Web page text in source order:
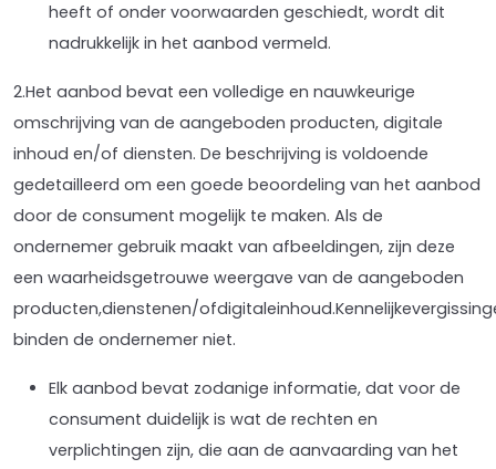
heeft of onder voorwaarden geschiedt, wordt dit
nadrukkelijk in het aanbod vermeld.
2.Het aanbod bevat een volledige en nauwkeurige
omschrijving van de aangeboden producten, digitale
inhoud en/of diensten. De beschrijving is voldoende
gedetailleerd om een goede beoordeling van het aanbod
door de consument mogelijk te maken. Als de
ondernemer gebruik maakt van afbeeldingen, zijn deze
een waarheidsgetrouwe weergave van de aangeboden
producten,dienstenen/
binden de ondernemer niet.
Elk aanbod bevat zodanige informatie, dat voor de
consument duidelijk is wat de rechten en
verplichtingen zijn, die aan de aanvaarding van het